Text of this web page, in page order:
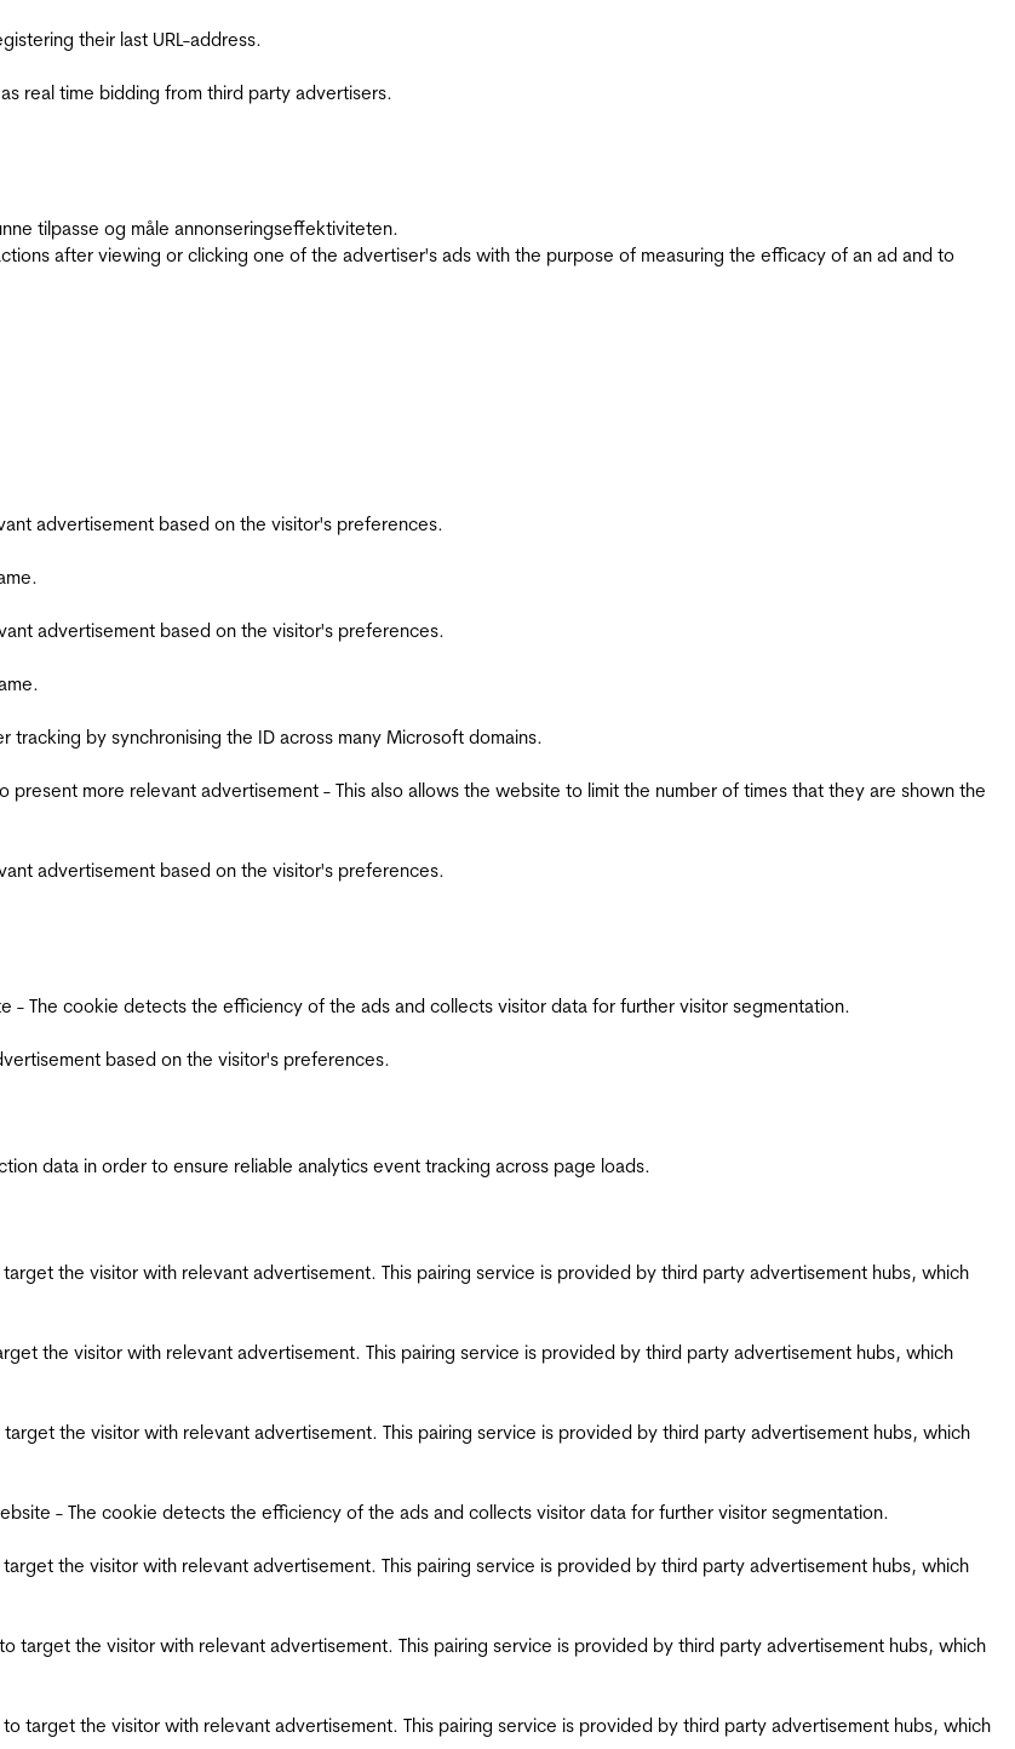
their last URL-address.
real time bidding from third party advertisers.
tilpasse og måle annonseringseffektiviteten.
after viewing or clicking one of the advertiser's ads with the purpose of measuring the efficacy of an ad and to
advertisement based on the visitor's preferences.
advertisement based on the visitor's preferences.
by synchronising the ID across many Microsoft domains.
more relevant advertisement - This also allows the website to limit the number of times that they are shown the
advertisement based on the visitor's preferences.
- The cookie detects the efficiency of the ads and collects visitor data for further visitor segmentation.
based on the visitor's preferences.
data in order to ensure reliable analytics event tracking across page loads.
the visitor with relevant advertisement. This pairing service is provided by third party advertisement hubs, which
the visitor with relevant advertisement. This pairing service is provided by third party advertisement hubs, which
the visitor with relevant advertisement. This pairing service is provided by third party advertisement hubs, which
- The cookie detects the efficiency of the ads and collects visitor data for further visitor segmentation.
the visitor with relevant advertisement. This pairing service is provided by third party advertisement hubs, which
target the visitor with relevant advertisement. This pairing service is provided by third party advertisement hubs, which
target the visitor with relevant advertisement. This pairing service is provided by third party advertisement hubs, which